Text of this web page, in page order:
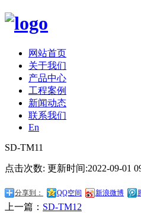
网站首页
关于我们
产品中心
工程案例
新闻动态
联系我们
En
SD-TM11
点击次数: 更新时间:2022-09-01
分享到： QQ空间 新浪微博
上一篇： SD-TM12